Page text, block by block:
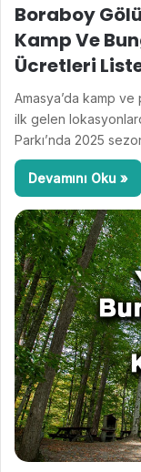
Boraboy
Kamp Ve
Ücretleri
Amasya’da kamp
ilk gelen
Parkı’nda 2025
Devamını Oku »